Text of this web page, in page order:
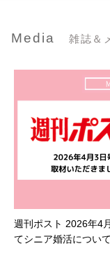
Media 雑誌＆
週刊ポスト 2026年4
てシニア婚活について